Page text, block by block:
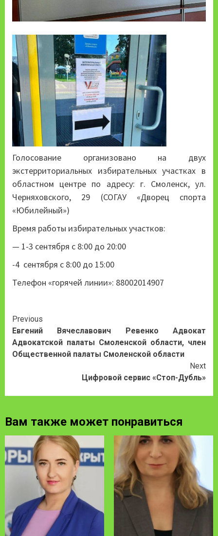
Голосование организовано на двух
экстерриториальных избирательных участках в
областном центре по адресу: г. Смоленск, ул.
Черняховского, 29 (СОГАУ «Дворец спорта
«Юбилейный»)
Время работы избирательных участков:
— 1-3 сентября с 8:00 до 20:00
-4 сентября с 8:00 до 15:00
Телефон «горячей линии»: 88002014907
Continue
Reading
Previous
Евгений Вячеславович Ревенко Адвокат
Адвокатской палаты Смоленской области, член
Общественной палаты Смоленской области
Next
Цифровой сервис «Стоп-Дубль»
Вам также может понравиться